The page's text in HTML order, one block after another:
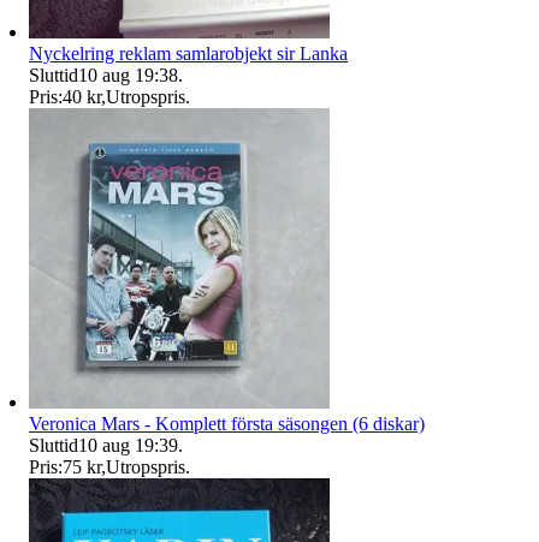
Nyckelring reklam samlarobjekt sir Lanka
Sluttid10 aug 19:38.
Pris:40 kr,Utropspris.
Veronica Mars - Komplett första säsongen (6 diskar)
Sluttid10 aug 19:39.
Pris:75 kr,Utropspris.